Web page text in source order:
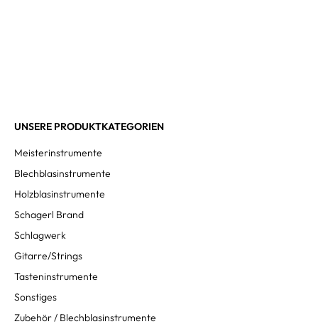
UNSERE PRODUKTKATEGORIEN
Meisterinstrumente
Blechblasinstrumente
Holzblasinstrumente
Schagerl Brand
Schlagwerk
Gitarre/Strings
Tasteninstrumente
Sonstiges
Zubehör / Blechblasinstrumente